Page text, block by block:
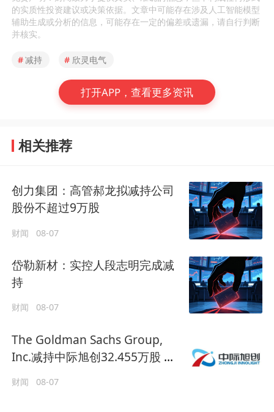
的实质性投资建议或决策依据。文章中可能存在涉及人工智能模型
辅助生成或分析的信息，可能存在一定的偏差或遗漏，请自行判断
并核实。
#减持 # 欣灵电气
打开APP，查看更多资讯
相关推荐
创力集团：高管郝龙拟减持公司
股份不超过9万股
财闻 08-07
岱勒新材：实控人段志明完成减
持
财闻 08-07
The Goldman Sachs Group,
Inc.减持中际旭创32.455万股 每
财闻 08-07